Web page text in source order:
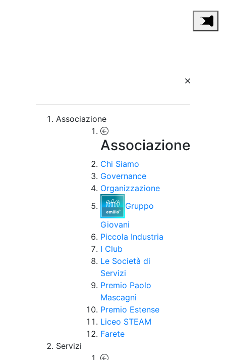
Associazione
Associazione
Chi Siamo
Governance
Organizzazione
Gruppo
Giovani
Piccola Industria
I Club
Le Società di
Servizi
Premio Paolo
Mascagni
Premio Estense
Liceo STEAM
Farete
Servizi